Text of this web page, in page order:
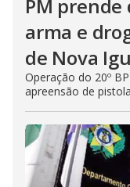
PM
arma e
de Nova
Operação do 20º
apreensão de